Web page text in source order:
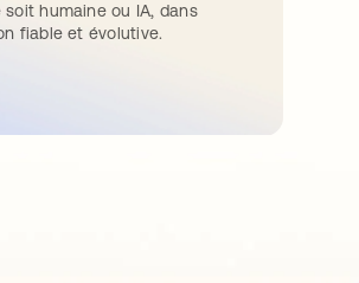
humaine ou IA, dans
fiable et évolutive.
onglet